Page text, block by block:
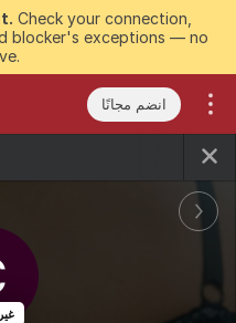
Check your connection,
blocker's exceptions — no
انضم مجانًا